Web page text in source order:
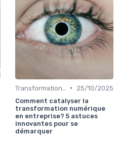
•
25/10/2025
Comment catalyser la
transformation numérique
en entreprise? 5 astuces
innovantes pour se
démarquer